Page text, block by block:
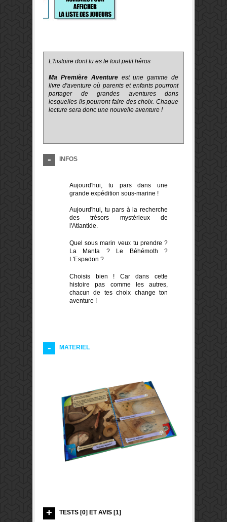
L'histoire dont tu es le tout petit héros
Ma Première Aventureest une gamme de
livre d'aventure où parents et enfants pourront
partager de grandes aventures dans
lesquelles ils pourront faire des choix. Chaque
lecture sera donc une nouvelle aventure !
INFOS
Aujourd'hui, tu pars dans une
grande expédition sous-marine !
Aujourd'hui, tu pars à la recherche
des trésors mystérieux de
l'Atlantide.
Quel sous marin veux tu prendre ?
La Manta ? Le Béhémoth ?
L'Espadon ?
Choisis bien ! Car dans cette
histoire pas comme les autres,
chacun de tes choix change ton
aventure !
MATERIEL
TESTS [0] ET AVIS [1]